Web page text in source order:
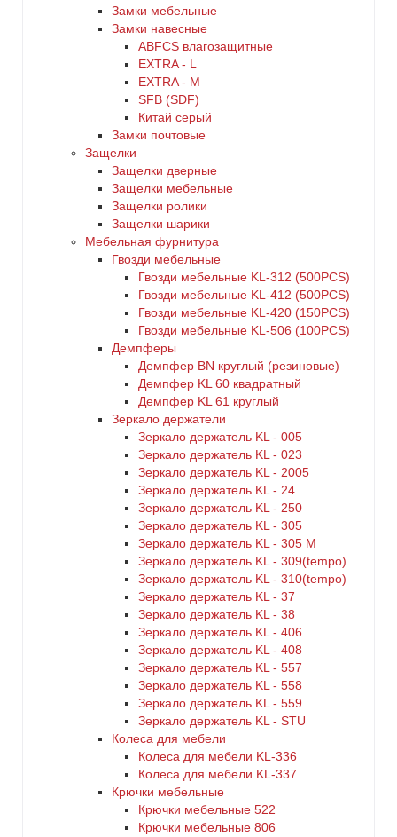
Замки мебельные
Замки навесные
ABFCS влагозащитные
EXTRA - L
EXTRA - М
SFB (SDF)
Китай серый
Замки почтовые
Защелки
Защелки дверные
Защелки мебельные
Защелки ролики
Защелки шарики
Мебельная фурнитура
Гвозди мебельные
Гвозди мебельные KL-312 (500PCS)
Гвозди мебельные KL-412 (500PCS)
Гвозди мебельные KL-420 (150PCS)
Гвозди мебельные KL-506 (100PCS)
Демпферы
Демпфер BN круглый (резиновые)
Демпфер KL 60 квадратный
Демпфер KL 61 круглый
Зеркало держатели
Зеркало держатель KL - 005
Зеркало держатель KL - 023
Зеркало держатель KL - 2005
Зеркало держатель KL - 24
Зеркало держатель KL - 250
Зеркало держатель KL - 305
Зеркало держатель KL - 305 M
Зеркало держатель KL - 309(tempo)
Зеркало держатель KL - 310(tempo)
Зеркало держатель KL - 37
Зеркало держатель KL - 38
Зеркало держатель KL - 406
Зеркало держатель KL - 408
Зеркало держатель KL - 557
Зеркало держатель KL - 558
Зеркало держатель KL - 559
Зеркало держатель KL - STU
Колеса для мебели
Колеса для мебели KL-336
Колеса для мебели KL-337
Крючки мебельные
Крючки мебельные 522
Крючки мебельные 806